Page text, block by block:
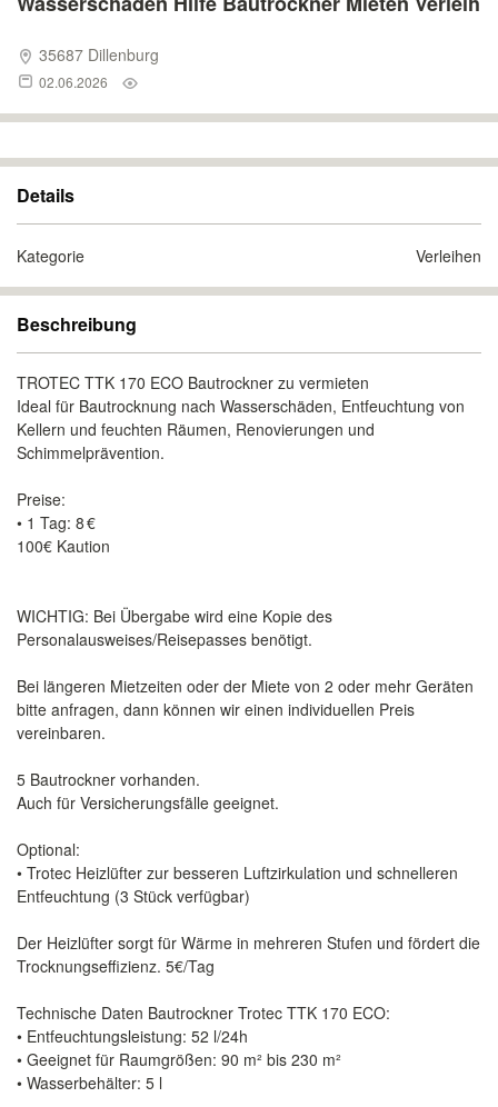
35687 Dillenburg
02.06.2026
Details
Kategorie Verleihen
Beschreibung
TROTEC TTK 170 ECO Bautrockner zu vermieten
Ideal für Bautrocknung nach Wasserschäden, Entfeuchtung von
Kellern und feuchten Räumen, Renovierungen und
Schimmelprävention.
Preise:
• 1 Tag: 8 €
100€ Kaution
WICHTIG: Bei Übergabe wird eine Kopie des
Personalausweises/Reisepasses benötigt.
Bei längeren Mietzeiten oder der Miete von 2 oder mehr Geräten
bitte anfragen, dann können wir einen individuellen Preis
vereinbaren.
5 Bautrockner vorhanden.
Auch für Versicherungsfälle geeignet.
Optional:
• Trotec Heizlüfter zur besseren Luftzirkulation und schnelleren
Entfeuchtung (3 Stück verfügbar)
Der Heizlüfter sorgt für Wärme in mehreren Stufen und fördert die
Trocknungseffizienz. 5€/Tag
Technische Daten Bautrockner Trotec TTK 170 ECO:
• Entfeuchtungsleistung: 52 l/24h
• Geeignet für Raumgrößen: 90 m² bis 230 m²
• Wasserbehälter: 5 l